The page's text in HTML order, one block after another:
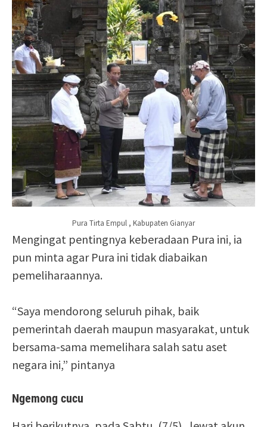
Pura Tirta Empul , Kabupaten Gianyar
Mengingat pentingnya keberadaan Pura ini, ia
pun minta agar Pura ini tidak diabaikan
pemeliharaannya.
“Saya mendorong seluruh pihak, baik
pemerintah daerah maupun masyarakat, untuk
bersama-sama memelihara salah satu aset
negara ini,” pintanya
Ngemong cucu